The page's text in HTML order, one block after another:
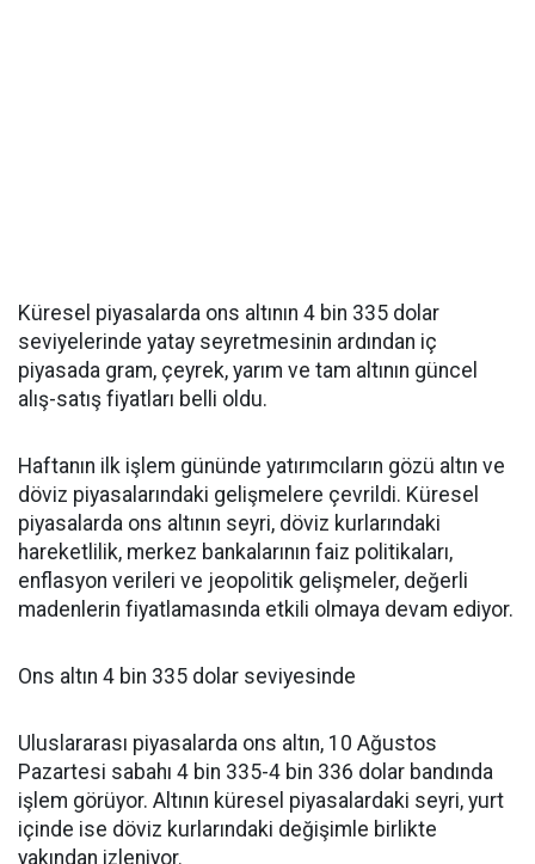
Küresel piyasalarda ons altının 4 bin 335 dolar
seviyelerinde yatay seyretmesinin ardından iç
piyasada gram, çeyrek, yarım ve tam altının güncel
alış-satış fiyatları belli oldu.
Haftanın ilk işlem gününde yatırımcıların gözü altın ve
döviz piyasalarındaki gelişmelere çevrildi. Küresel
piyasalarda ons altının seyri, döviz kurlarındaki
hareketlilik, merkez bankalarının faiz politikaları,
enflasyon verileri ve jeopolitik gelişmeler, değerli
madenlerin fiyatlamasında etkili olmaya devam ediyor.
Ons altın 4 bin 335 dolar seviyesinde
Uluslararası piyasalarda ons altın, 10 Ağustos
Pazartesi sabahı 4 bin 335-4 bin 336 dolar bandında
işlem görüyor. Altının küresel piyasalardaki seyri, yurt
içinde ise döviz kurlarındaki değişimle birlikte
yakından izleniyor.